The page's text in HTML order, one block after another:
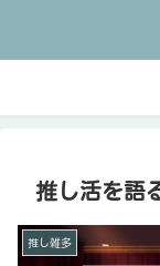
推し活を語
推し雑多